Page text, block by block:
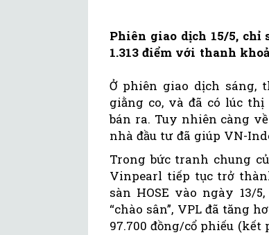
Phiên giao dịch 15/5, chỉ
1.313 điểm với thanh
Ở phiên giao dịch sáng,
giằng co, và đã có lúc
bán ra. Tuy nhiên càng
nhà đầu tư đã giúp VN-
Trong bức tranh chung
Vinpearl tiếp tục trở
sàn HOSE vào ngày
“chào sân”, VPL đã tăng
97.700 đồng/cổ phiếu (kết